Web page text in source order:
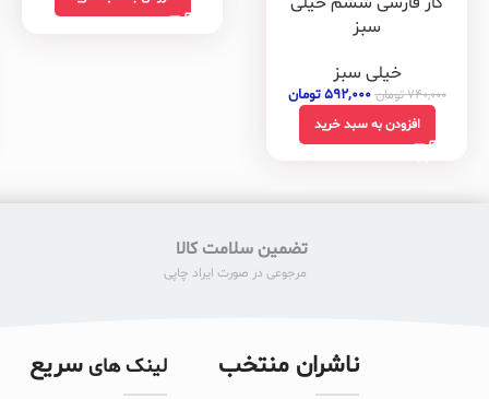
سبز
خیلی سبز
۷۴۰,۰۰۰تومان ۵۹۲,۰۰۰ تومان
افزودن به سبد خرید
تضمین سلامت کالا
مرجوعی در صورت ایراد چاپی
ناشران منتخب لینک های سریع